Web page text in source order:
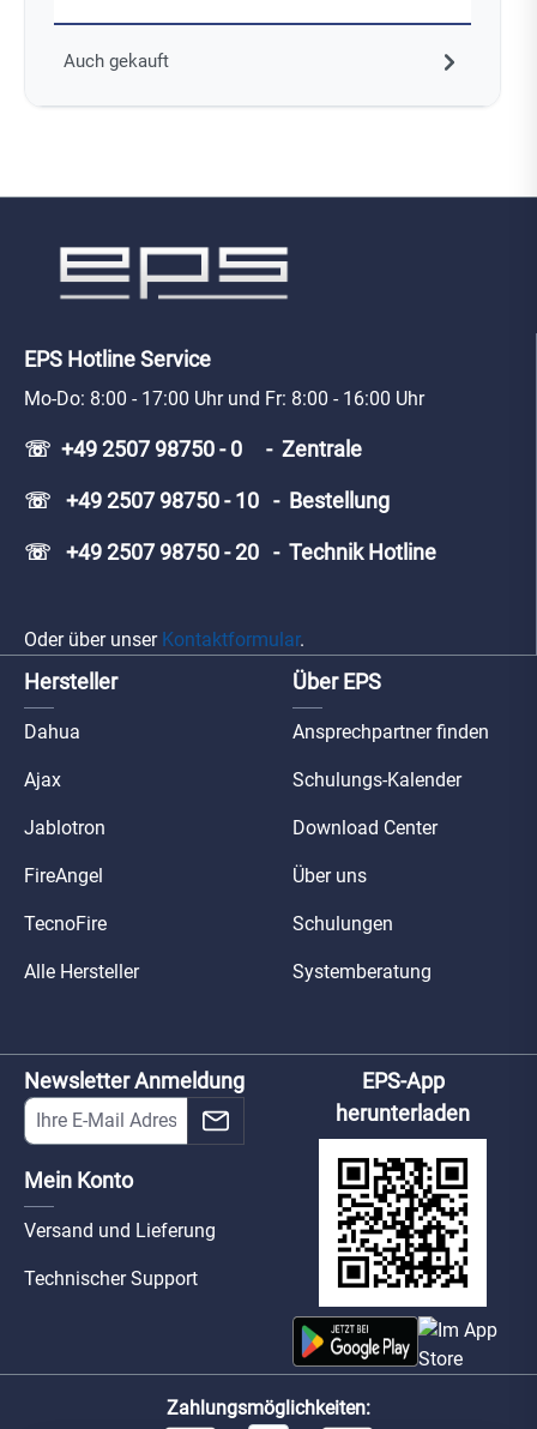
Auch gekauft
EPS Hotline Service
Mo-Do: 8:00 - 17:00 Uhr und Fr: 8:00 - 16:00 Uhr
☏ +49 2507 98750 - 0 - Zentrale
☏ +49 2507 98750 - 10 - Bestellung
☏ +49 2507 98750 - 20 - Technik Hotline
Oder über unser Kontaktformular.
Hersteller
Dahua
Ajax
Jablotron
FireAngel
TecnoFire
Alle Hersteller
Über EPS
Ansprechpartner finden
Schulungs-Kalender
Download Center
Über uns
Schulungen
Systemberatung
Newsletter Anmeldung
Mein Konto
Versand und Lieferung
Technischer Support
EPS-App
herunterladen
Zahlungsmöglichkeiten: